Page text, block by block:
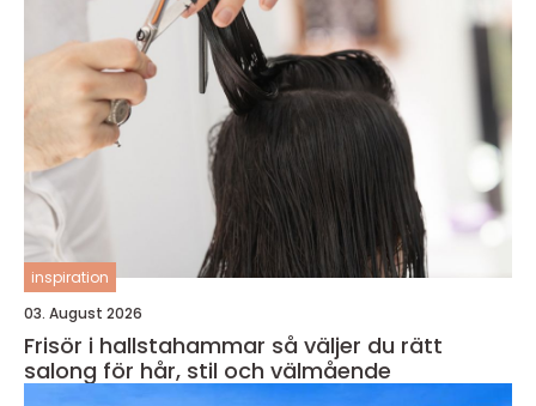
inspiration
03. August 2026
Frisör i hallstahammar så väljer du rätt
salong för hår, stil och välmående